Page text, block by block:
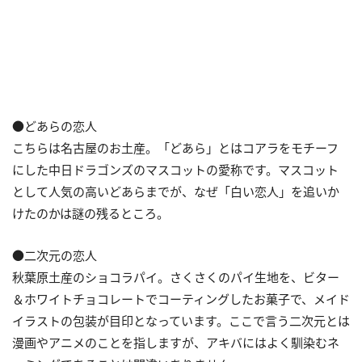
●どあらの恋人
こちらは名古屋のお土産。「どあら」とはコアラをモチーフ
にした中日ドラゴンズのマスコットの愛称です。マスコット
として人気の高いどあらまでが、なぜ「白い恋人」を追いか
けたのかは謎の残るところ。
●二次元の恋人
秋葉原土産のショコラパイ。さくさくのパイ生地を、ビター
＆ホワイトチョコレートでコーティングしたお菓子で、メイド
イラストの包装が目印となっています。ここで言う二次元とは
漫画やアニメのことを指しますが、アキバにはよく馴染むネ